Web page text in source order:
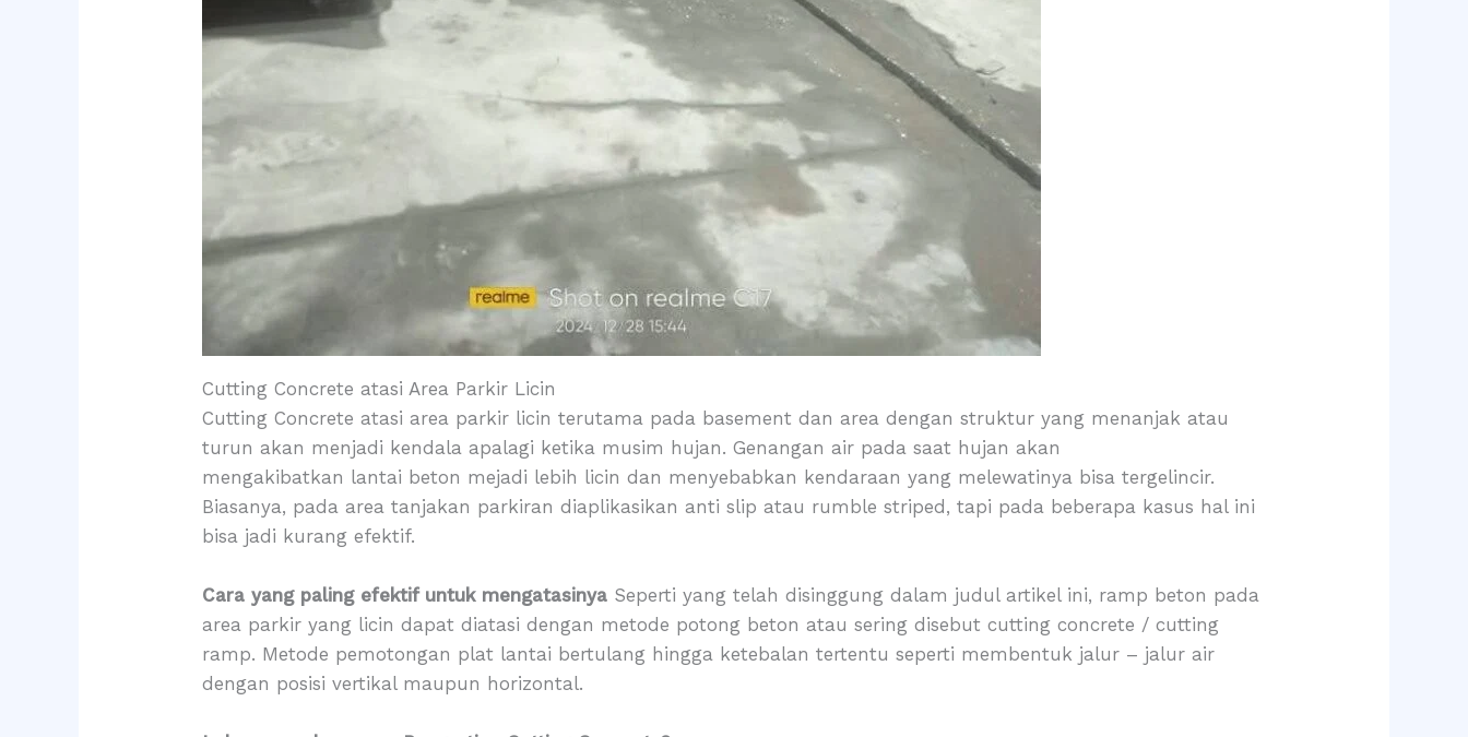
Cutting Concrete atasi Area Parkir Licin
Cutting Concrete atasi area parkir licin terutama pada basement dan area dengan struktur yang menanjak atau
turun akan menjadi kendala apalagi ketika musim hujan. Genangan air pada saat hujan akan
mengakibatkan lantai beton mejadi lebih licin dan menyebabkan kendaraan yang melewatinya bisa tergelincir.
Biasanya, pada area tanjakan parkiran diaplikasikan anti slip atau rumble striped, tapi pada beberapa kasus hal ini
bisa jadi kurang efektif.
Cara yang paling efektif untuk mengatasinya Seperti yang telah disinggung dalam judul artikel ini, ramp beton pada
area parkir yang licin dapat diatasi dengan metode potong beton atau sering disebut cutting concrete / cutting
ramp. Metode pemotongan plat lantai bertulang hingga ketebalan tertentu seperti membentuk jalur – jalur air
dengan posisi vertikal maupun horizontal.